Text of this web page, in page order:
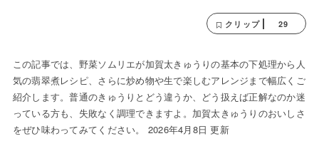
クリップ 29
この記事では、野菜ソムリエが加賀太きゅうりの基本の下処理から人
気の翡翠煮レシピ、さらに炒め物や生で楽しむアレンジまで幅広くご
紹介します。普通のきゅうりとどう違うか、どう扱えば正解なのか迷
っている方も、失敗なく調理できますよ。加賀太きゅうりのおいしさ
をぜひ味わってみてください。 2026年4月8日 更新